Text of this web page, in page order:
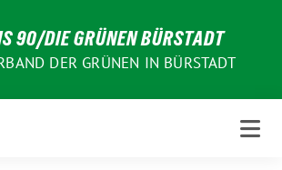
90/DIE GRÜNEN BÜRSTADT
DER GRÜNEN IN BÜRSTADT